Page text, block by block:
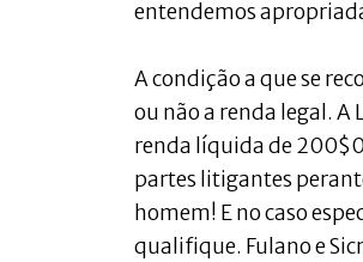
entendemos
A condição a que se
ou não a renda legal. A
renda líquida de
partes litigantes
homem! E no caso
qualifique. Fulano e